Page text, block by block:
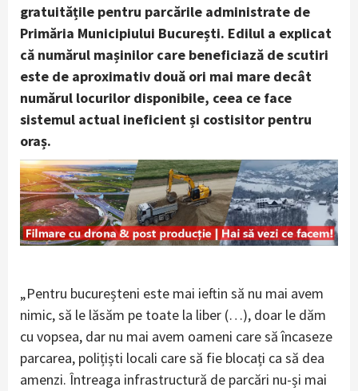
gratuitățile pentru parcările administrate de
Primăria Municipiului București. Edilul a explicat
că numărul mașinilor care beneficiază de scutiri
este de aproximativ două ori mai mare decât
numărul locurilor disponibile, ceea ce face
sistemul actual ineficient și costisitor pentru
oraș.
„Pentru bucureșteni este mai ieftin să nu mai avem
nimic, să le lăsăm pe toate la liber (…), doar le dăm
cu vopsea, dar nu mai avem oameni care să încaseze
parcarea, polițiști locali care să fie blocați ca să dea
amenzi. Întreaga infrastructură de parcări nu-și mai